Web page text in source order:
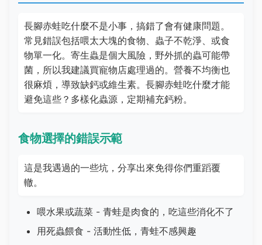
長腳赤蛙吃什麼不是小事，搞錯了會有健康問題。
常見錯誤包括喂太大塊的食物、蟲子不乾淨、或食
物單一化。寄生蟲是個大風險，野外抓的蟲可能帶
菌，所以我建議買寵物店處理過的。營養不均衡也
很麻煩，導致缺鈣或維生素。長腳赤蛙吃什麼才能
避免這些？多樣化蟲源，定期補充鈣粉。
食物選擇的錯誤示範
這是我遇過的一些坑，分享出來免得你們重蹈覆
轍。
喂水果或蔬菜 - 青蛙是肉食的，吃這些消化不了
用死蟲餵食 - 活動性低，青蛙不感興趣